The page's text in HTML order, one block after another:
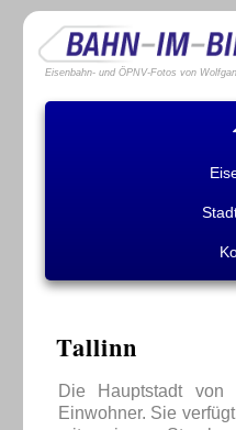
Eisenbahn- und ÖPNV-Fotos von
Tallinn
Die Hauptstadt
Einwohner. Sie